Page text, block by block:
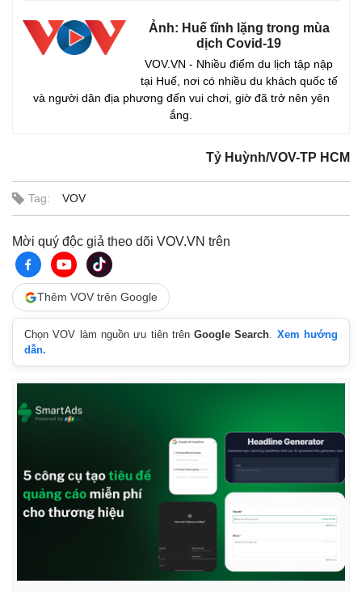
Kinh tế
Bất động sản
Khởi nghiệp
Thị trường
Giá vàng
Tiêu dùng
Chứng khoán
Giá cà phê
Ảnh: Huế tĩnh lặng trong mùa
dịch Covid-19
VOV.VN - Nhiều điểm du lịch tập nập
tại Huế, nơi có nhiều du khách quốc tế
và người dân địa phương đến vui chơi, giờ đã trở nên yên
ắng.
Tỷ Huỳnh/VOV-TP HCM
Tag: VOV
Mời quý độc giả theo dõi VOV.VN trên
Thêm VOV trên Google
Chọn VOV làm nguồn ưu tiên trênGoogle Search. Xem hướng
dẫn.